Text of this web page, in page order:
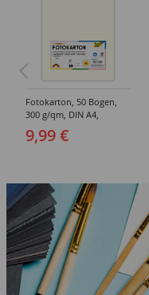
Fotokarton, 50 Bogen,
300 g/qm, DIN A4,
Perlweiß
9,99 €